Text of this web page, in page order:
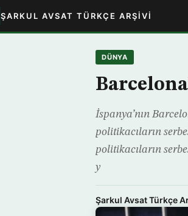
ŞARKUL AVSAT TÜRKÇE ARŞIVI
DÜNYA
İspanya’nın
politikacıların
politikacıların
y
Şarkul Avsat Türkçe